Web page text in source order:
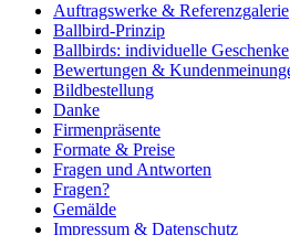
Auftragswerke & Referenzgalerie
Ballbird-Prinzip
Ballbirds: individuelle Geschenke
Bewertungen &
Bildbestellung
Danke
Firmenpräsente
Formate & Preise
Fragen und Antworten
Fragen?
Gemälde
Impressum & Datenschutz